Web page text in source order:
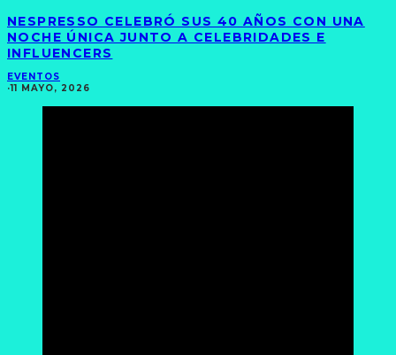
NESPRESSO CELEBRÓ SUS 40 AÑOS CON UNA
NOCHE ÚNICA JUNTO A CELEBRIDADES E
INFLUENCERS
EVENTOS
·11 MAYO, 2026